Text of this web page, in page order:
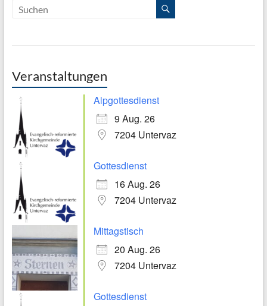
Veranstaltungen
Alpgottesdienst
9 Aug. 26
7204 Untervaz
Gottesdienst
16 Aug. 26
7204 Untervaz
Mittagstisch
20 Aug. 26
7204 Untervaz
Gottesdienst